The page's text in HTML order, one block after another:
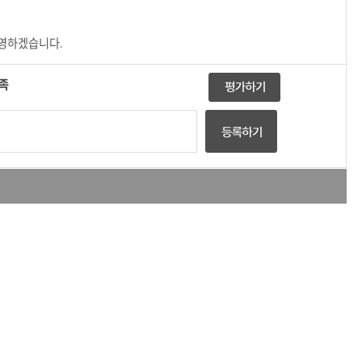
하겠습니다.